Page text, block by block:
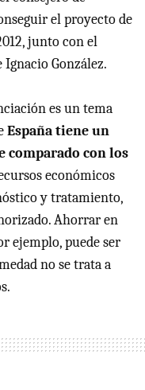
el proyecto de
junto con el
González.
es un tema
España tiene un
con los
económicos
y tratamiento,
Ahorrar en
ejemplo, puede ser
no se trata a